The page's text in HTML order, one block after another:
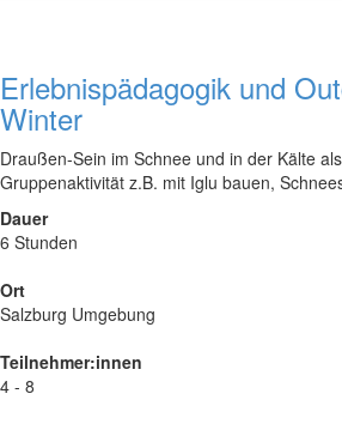
Erlebnispädagogik und
Winter
Draußen-Sein im Schnee und in der Kälte
Gruppenaktivität z.B. mit Iglu bauen,
Dauer
6 Stunden
Ort
Salzburg Umgebung
Teilnehmer:innen
4 - 8